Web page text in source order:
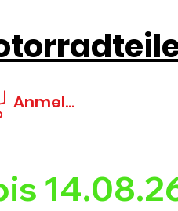
Anmelden